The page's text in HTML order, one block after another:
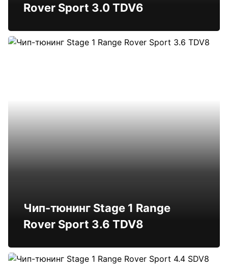
Rover Sport 3.0 TDV6
Чип-тюнинг Stage 1 Range
Rover Sport 3.6 TDV8